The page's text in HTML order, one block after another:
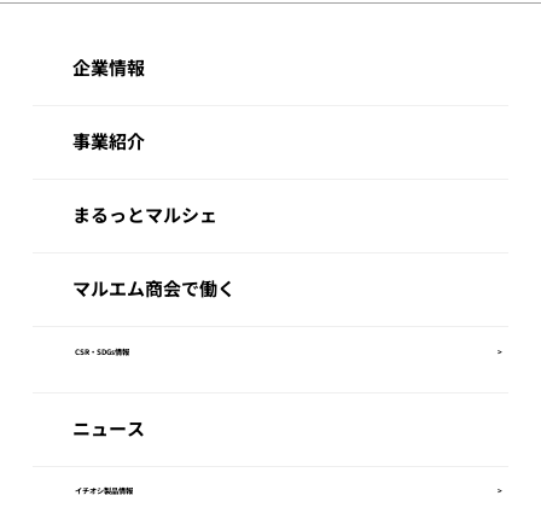
企業情報
事業紹介
まるっとマルシェ
マルエム商会で働く
CSR・SDGs情報 >
ニュース
イチオシ製品情報 >